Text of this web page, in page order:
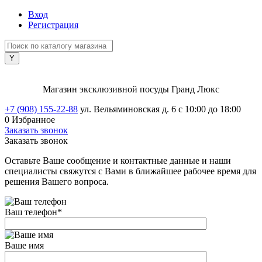
Вход
Регистрация
Магазин эксклюзивной посуды Гранд Люкс
+7 (908) 155-22-88 ул. Вельяминовская д. 6 с 10:00 до 18:00
0 Избранное
Заказать звонок
Заказать звонок
Оставьте Ваше сообщение и контактные данные и наши
специалисты свяжутся с Вами в ближайшее рабочее время для
решения Вашего вопроса.
Ваш телефон*
Ваше имя